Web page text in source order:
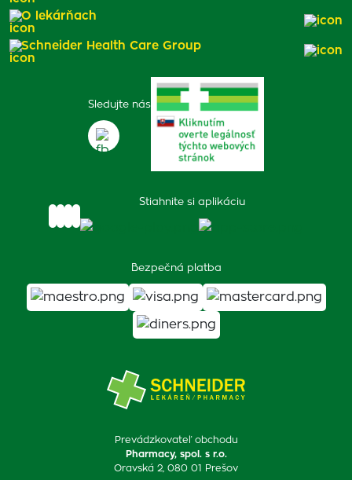
Prevádzkovateľ obchodu
Pharmacy, spol. s r.o.
Oravská 2, 080 01 Prešov
Sledujte nás
Stiahnite si aplikáciu
Bezpečná platba
O lekárňach
Schneider Health Care Group